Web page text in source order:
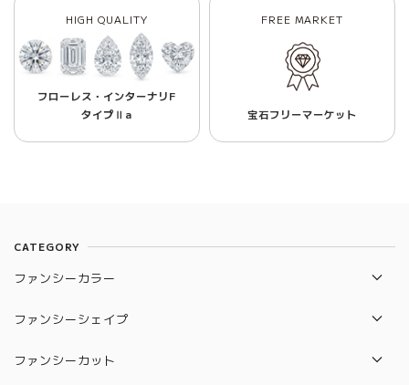
HIGH QUALITY
フローレス・インターナリF
タイプⅡa
FREE MARKET
宝石フリーマーケット
CATEGORY
ファンシーカラー
レッド
ファンシーシェイプ
エメラルド
ファンシーカット